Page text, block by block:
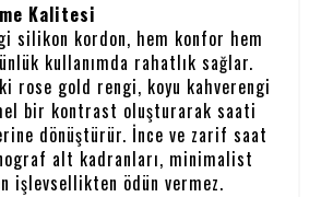
Kalitesi
silikon kordon, hem konfor hem
kullanımda rahatlık sağlar.
rose gold rengi, koyu kahverengi
bir kontrast oluşturarak saati
dönüştürür. İnce ve zarif saat
alt kadranları, minimalist
işlevsellikten ödün vermez.